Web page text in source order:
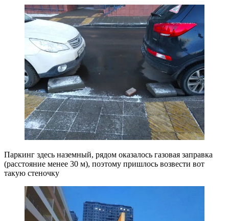
Паркинг здесь наземный, рядом оказалось газовая заправка
(расстояние менее 30 м), поэтому пришлось возвести вот
такую стеночку